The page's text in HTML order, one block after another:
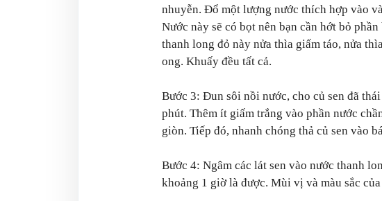
nhuyễn. Đổ một lượng nước thích hợp vào
Nước này sẽ có bọt nên bạn cần hớt bỏ
thanh long đỏ này nửa thìa giấm táo, nửa
ong. Khuấy đều tất cả.
Bước 3: Đun sôi nồi nước, cho củ sen đã
phút. Thêm ít giấm trắng vào phần nước
giòn. Tiếp đó, nhanh chóng thả củ sen vào
Bước 4: Ngâm các lát sen vào nước thanh
khoảng 1 giờ là được. Mùi vị và màu sắc